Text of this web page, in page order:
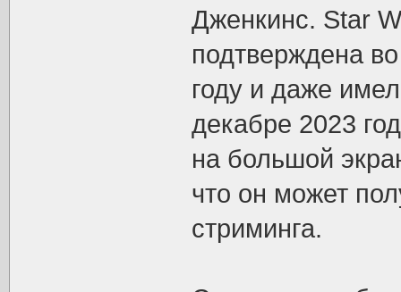
Дженкинс. Star
подтверждена
году и даже
декабре 2023
на большой
что он может
стриминга.